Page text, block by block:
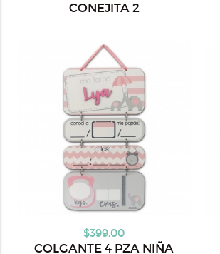
CONEJITA 2
$399.00
COLGANTE 4 PZA NIÑA